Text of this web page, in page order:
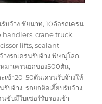
รับจ้าง ชัยนาท,10ล้อรถเครน
handlers,crane truck,
lifts,sealant
างรถเครนรับจ้าง พิษณุโลก,
หมาเครนยกของ500ตัน,
เช้า20-50ตันเครนรับจ้างให้
รับจ้าง,รถยกติดเฮี๊ยบรับจ้าง,
ขับมีใบเซอร์รับรองเข้า